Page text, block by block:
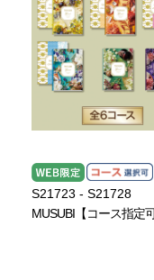
S21723 - S21728
MUSUBI【コース指定可